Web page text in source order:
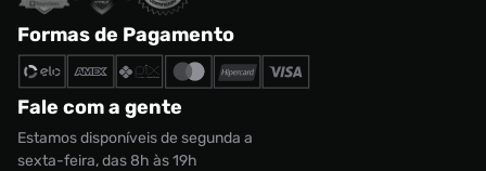
Formas de Pagamento
Fale com a gente
Estamos disponíveis de segunda a
sexta-feira, das 8h às 19h